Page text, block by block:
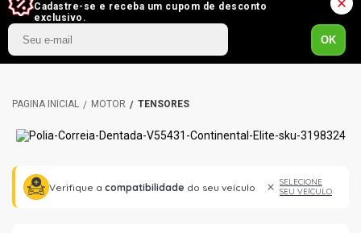
Cadastre-se e receba um cupom de desconto
exclusivo.
OK
MOTOR TENSORES
Verifique a compatibilidade do seu veículo
SELECIONE
SEU VEÍCULO